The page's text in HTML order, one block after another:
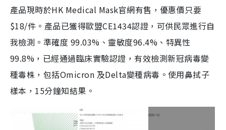
產品現時於HK Medical Mask官網有售，優惠價只要
$18/件。產品已獲得歐盟CE1434認證，可供民眾進行自
我檢測。準確度 99.03%、靈敏度96.4%、特異性
99.8%，已經通過臨床實驗認證，有效檢測新冠病毒變
種毒株，包括Omicron 及Delta變種病毒。使用鼻拭子
樣本，15分鐘知結果。